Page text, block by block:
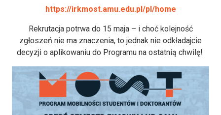
https://irkmost.amu.edu.pl/pl/home
Rekrutacja potrwa do 15 maja – i choć kolejność
zgłoszeń nie ma znaczenia, to jednak nie odkładajcie
decyzji o aplikowaniu do Programu na ostatnią chwilę!